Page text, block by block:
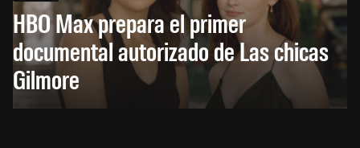
HBO Max prepara el primer
documental autorizado de Las chicas
Gilmore